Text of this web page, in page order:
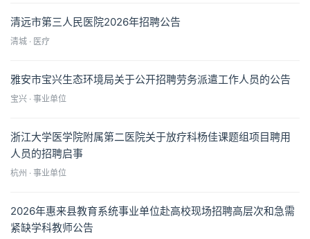
清远市第三人民医院2026年招聘公告
清城 · 医疗
雅安市宝兴生态环境局关于公开招聘劳务派遣工作人员的公告
宝兴 · 事业单位
浙江大学医学院附属第二医院关于放疗科杨佳课题组项目聘用
人员的招聘启事
杭州 · 事业单位
2026年惠来县教育系统事业单位赴高校现场招聘高层次和急需
紧缺学科教师公告